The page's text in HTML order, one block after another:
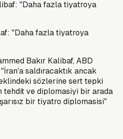
"Daha fazla tiyatroya
Bakır Kalibaf, ABD
saldıracaktık ancak
sözlerine sert tepki
tehdit ve diplomasiyi bir arada
bir tiyatro diplomasisi"